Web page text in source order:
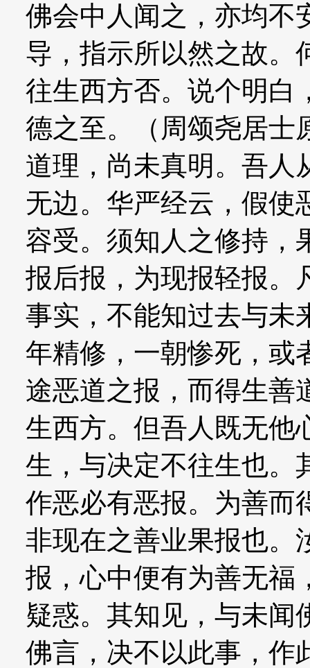
佛会中人闻之，亦均不
导，指示所以然之故。
往生西方否。说个明白
德之至。（周颂尧居士
道理，尚未真明。吾人
无边。华严经云，假使
容受。须知人之修持，
报后报，为现报轻报。
事实，不能知过去与未
年精修，一朝惨死，或
途恶道之报，而得生善
生西方。但吾人既无他
生，与决定不往生也。
作恶必有恶报。为善而
非现在之善业果报也。
报，心中便有为善无福
疑惑。其知见，与未闻
佛言，决不以此事，作